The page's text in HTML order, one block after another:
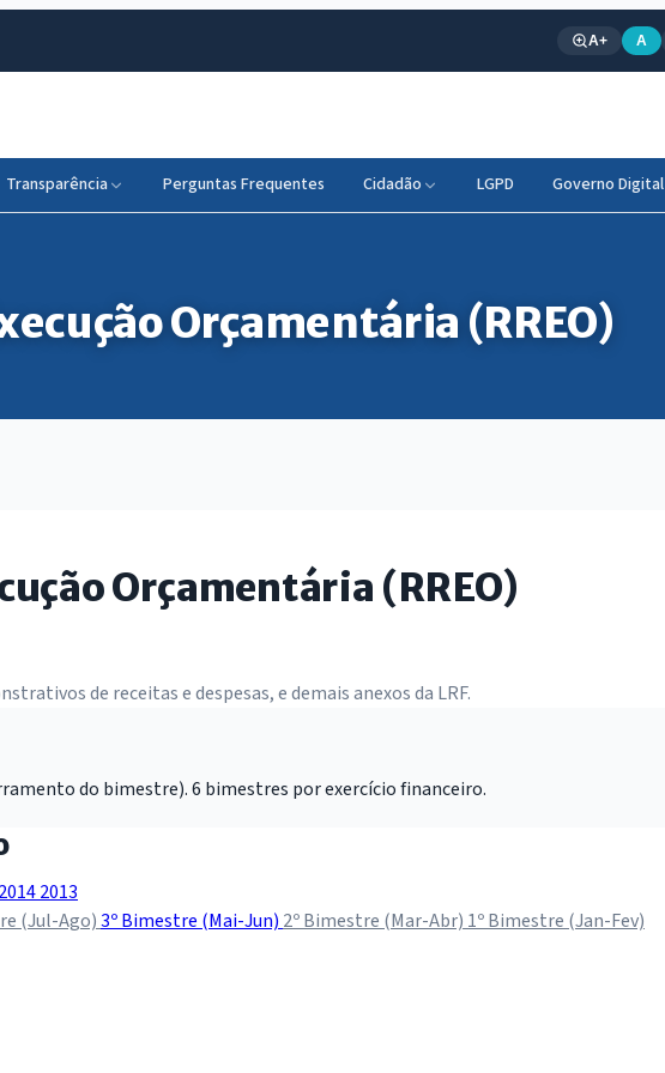
A+ A
Transparência Perguntas Frequentes Cidadão LGPD Governo Digital
Orçamentária (RREO)
Orçamentária (RREO)
de receitas e despesas, e demais anexos da LRF.
do bimestre). 6 bimestres por exercício financeiro.
20142013
(Jul-Ago)3º Bimestre (Mai-Jun) 2º Bimestre (Mar-Abr) 1º Bimestre (Jan-Fev)